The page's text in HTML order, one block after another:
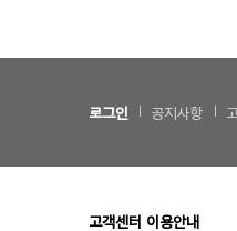
로그인 공지사항
고객센터 이용안내